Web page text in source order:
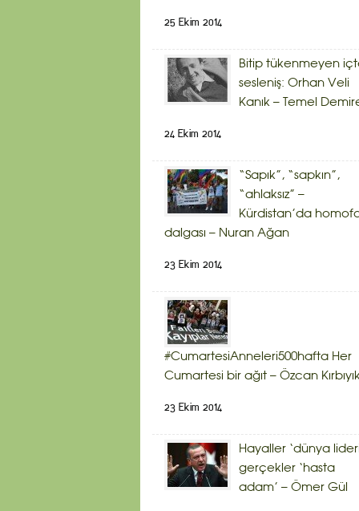
25 Ekim 2014
Bitip tükenmeyen
sesleniş: Orhan Veli
Kanık – Temel
24 Ekim 2014
“Sapık”, “sapkın”,
“ahlaksız” –
Kürdistan’da
dalgası – Nuran Ağan
23 Ekim 2014
#CumartesiAnneleri500hafta Her
Cumartesi bir ağıt – Özcan
23 Ekim 2014
Hayaller ‘dünya
gerçekler ‘hasta
adam’ – Ömer Gül